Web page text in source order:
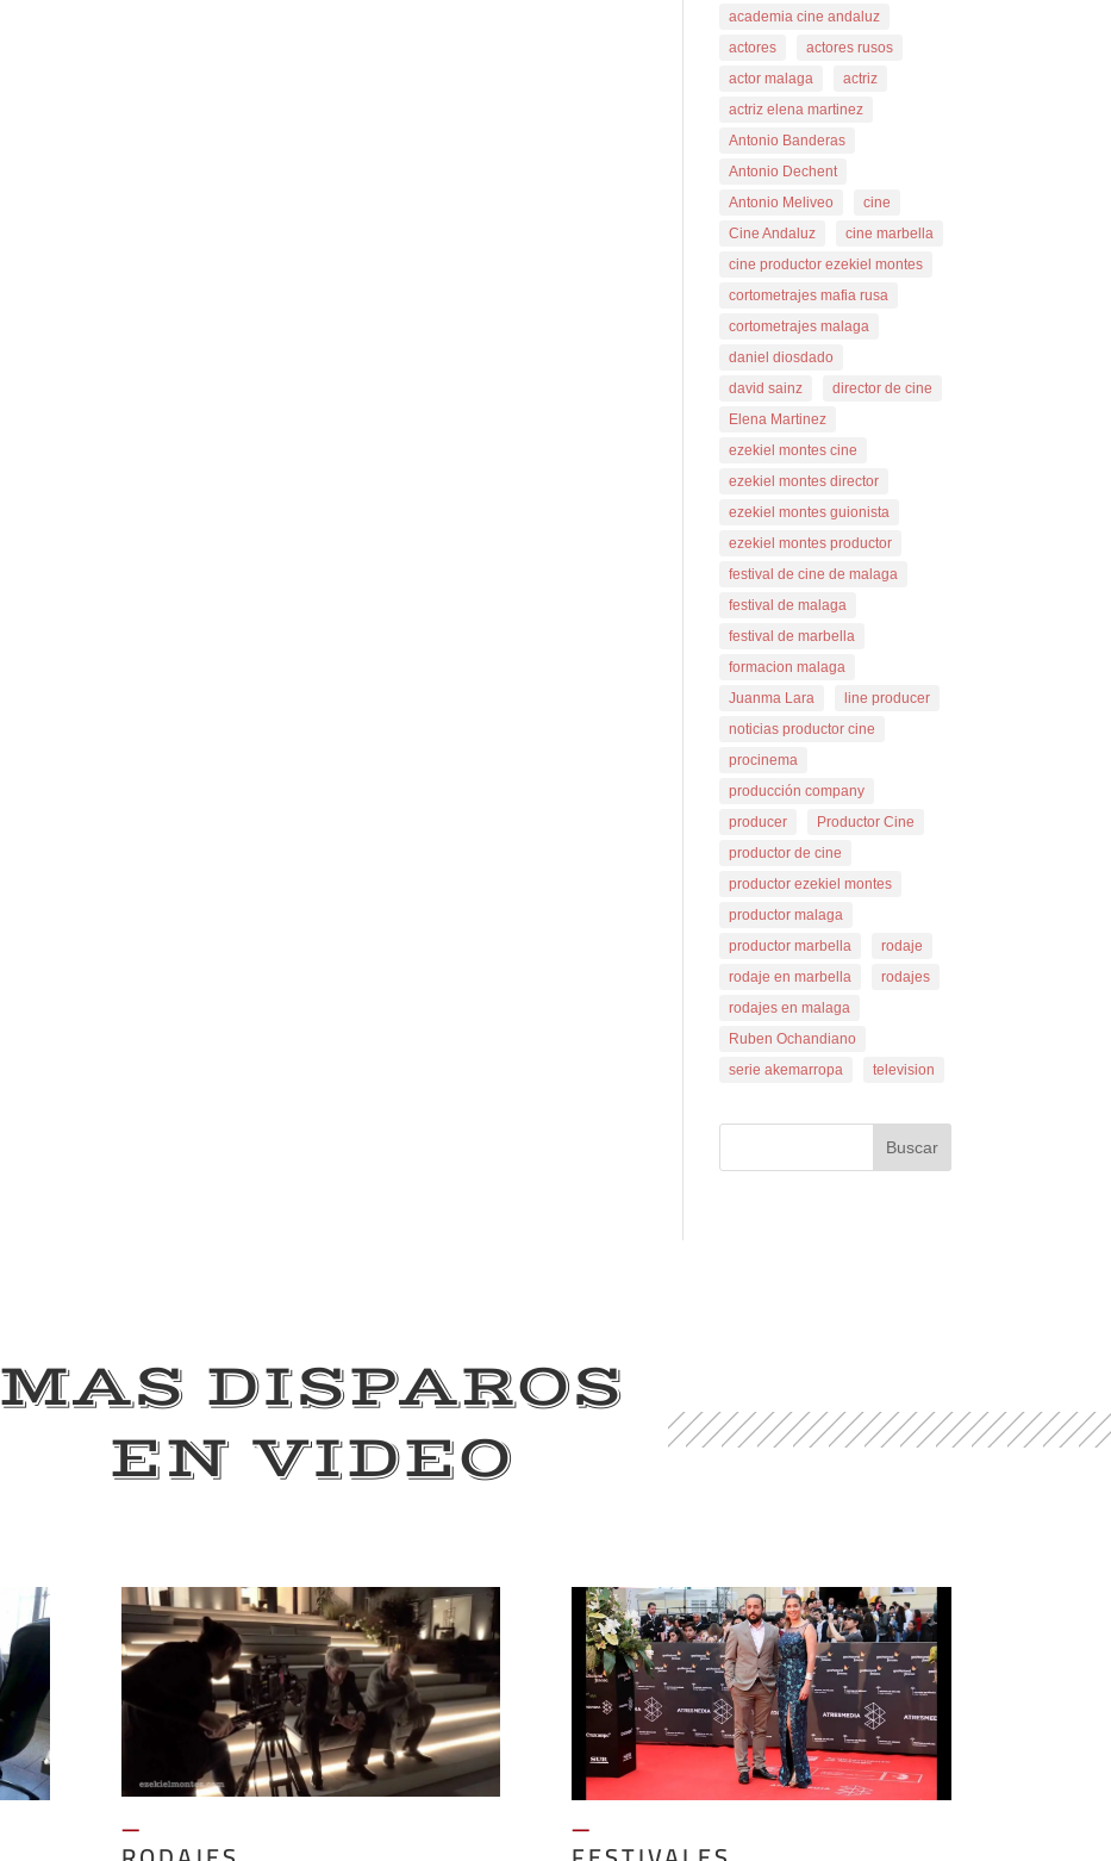
academia cine andaluz
actores
actores rusos
actor malaga
actriz
actriz elena martinez
Antonio Banderas
Antonio Dechent
Antonio Meliveo
cine
Cine Andaluz
cine marbella
cine productor ezekiel montes
cortometrajes mafia rusa
cortometrajes malaga
daniel diosdado
david sainz
director de cine
Elena Martinez
ezekiel montes cine
ezekiel montes director
ezekiel montes guionista
ezekiel montes productor
festival de cine de malaga
festival de malaga
festival de marbella
formacion malaga
Juanma Lara
line producer
noticias productor cine
procinema
producción company
producer
Productor Cine
productor de cine
productor ezekiel montes
productor malaga
productor marbella
rodaje
rodaje en marbella
rodajes
rodajes en malaga
Ruben Ochandiano
serie akemarropa
television
Buscar
MAS DISPAROS
EN VIDEO
— —